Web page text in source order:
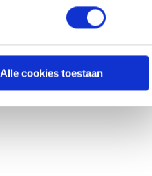
Alle cookies toestaan